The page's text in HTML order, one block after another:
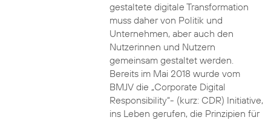
gestaltete digitale Transformation
muss daher von Politik und
Unternehmen, aber auch den
Nutzerinnen und Nutzern
gemeinsam gestaltet werden.
Bereits im Mai 2018 wurde vom
BMJV die „Corporate Digital
Responsibility“- (kurz: CDR) Initiative,
ins Leben gerufen, die Prinzipien für